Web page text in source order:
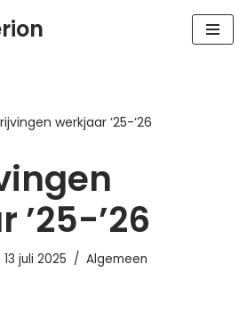
werkjaar ’25-’26
’25-’26
13 juli 2025 Algemeen